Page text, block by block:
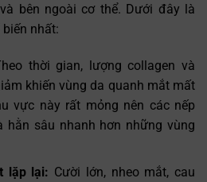
bên ngoài cơ thể. Dưới đây là
nhất:
thời gian, lượng collagen và
khiến vùng da quanh mắt mất
vực này rất mỏng nên các nếp
hằn sâu nhanh hơn những vùng
lặp lại: Cười lớn, nheo mắt, cau